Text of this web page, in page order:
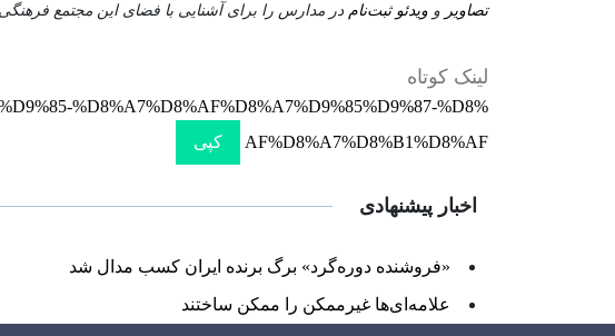
تصاویر و ویدئو ثبت‌نام در مدارس را برای آشنایی با فضای این مجتمع فرهنگی-
لینک کوتاه
%D8%A7%D8%AF%D8%A7%D9%85%D9%87-%D8%
AF%D8%A7%D8%B1%D8%AF
کپی
اخبار پیشنهادی
«فروشنده دوره‌گرد» برگ برنده ایران کسب مدال شد
علامه‌ای‌ها غیرممکن را ممکن ساختند